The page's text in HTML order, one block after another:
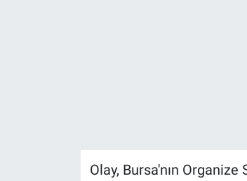
Olay, Bursa'nın